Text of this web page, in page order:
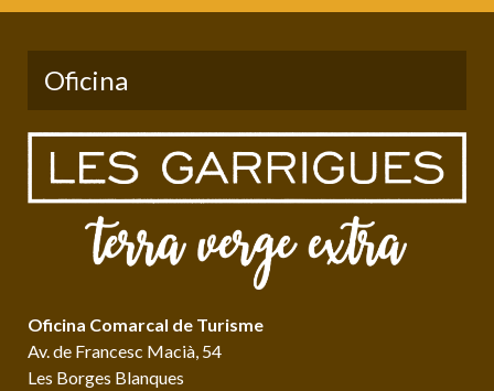
Oficina
Oficina Comarcal de Turisme
Av. de Francesc Macià, 54
Les Borges Blanques